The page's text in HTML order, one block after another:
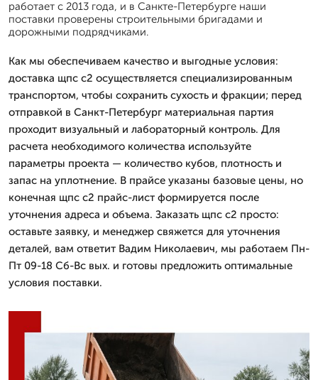
работает с 2013 года, и в Санкте-Петербурге наши
поставки проверены строительными бригадами и
дорожными подрядчиками.
Как мы обеспечиваем качество и выгодные условия:
доставка щпс с2 осуществляется специализированным
транспортом, чтобы сохранить сухость и фракции; перед
отправкой в Санкт-Петербург материальная партия
проходит визуальный и лабораторный контроль. Для
расчета необходимого количества используйте
параметры проекта — количество кубов, плотность и
запас на уплотнение. В прайсе указаны базовые цены, но
конечная щпс с2 прайс-лист формируется после
уточнения адреса и объема. Заказать щпс с2 просто:
оставьте заявку, и менеджер свяжется для уточнения
деталей, вам ответит Вадим Николаевич, мы работаем Пн-
Пт 09-18 Сб-Вс вых. и готовы предложить оптимальные
условия поставки.